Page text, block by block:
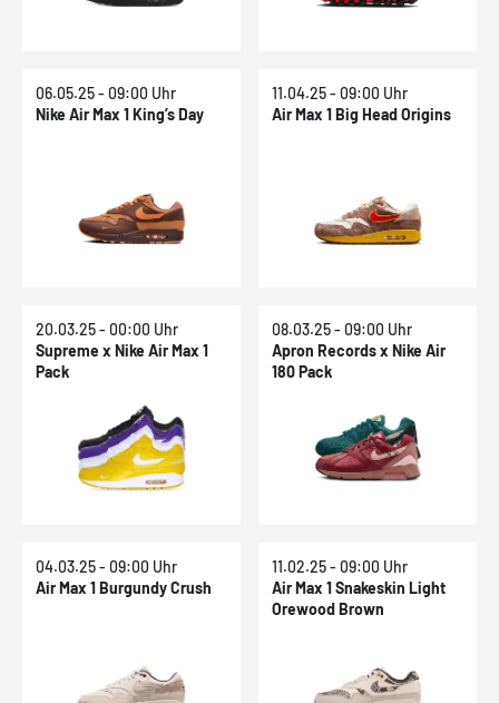
06.05.25 - 09:00 Uhr
Nike Air Max 1 King’s Day
11.04.25 - 09:00 Uhr
Air Max 1 Big Head Origins
20.03.25 - 00:00 Uhr
Supreme x Nike Air Max 1
Pack
08.03.25 - 09:00 Uhr
Apron Records x Nike Air
180 Pack
04.03.25 - 09:00 Uhr
Air Max 1 Burgundy Crush
11.02.25 - 09:00 Uhr
Air Max 1 Snakeskin Light
Orewood Brown